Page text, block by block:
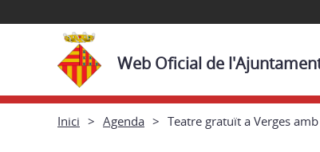
Web Oficial de
Inici Agenda Teatre gratuït a Verges